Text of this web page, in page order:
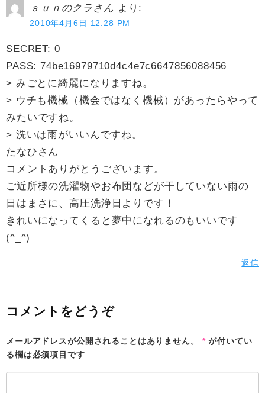
ｓｕｎのクラさん より:
2010年4月6日 12:28 PM
SECRET: 0
PASS: 74be16979710d4c4e7c6647856088456
> みごとに綺麗になりますね。
> ウチも機械（機会ではなく機械）があったらやって
みたいですね。
> 洗いは雨がいいんですね。
たなひさん
コメントありがとうございます。
ご近所様の洗濯物やお布団などが干していない雨の
日はまさに、高圧洗浄日よりです！
きれいになってくると夢中になれるのもいいです
(^_^)
返信
コメントをどうぞ
メールアドレスが公開されることはありません。 *が付いてい
る欄は必須項目です